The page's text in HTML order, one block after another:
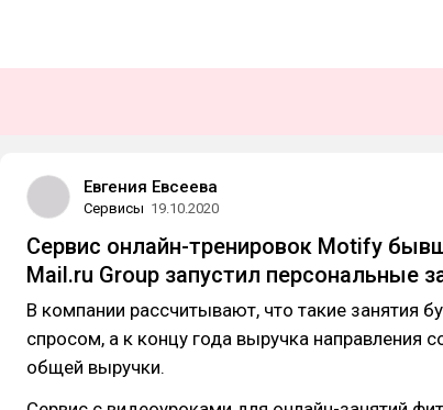
Евгения Евсеева
Сервисы 19.10.2020
Сервис онлайн-тренировок Motify
Mail.ru Group запустил персональные
В компании рассчитывают, что такие занятия
спросом, а к концу года выручка направления
общей выручки.